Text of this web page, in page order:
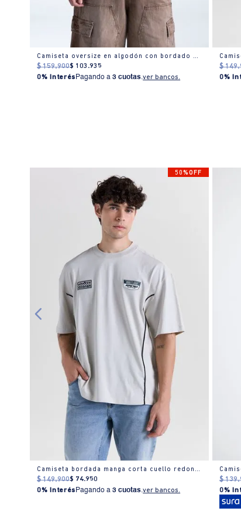
Camiseta oversize en algodón con bordado discreto
$ 159.900$ 103 .935
0% Interés Pagando a3 cuotas.ver bancos.
$ 149.
0%
50%OFF
Camiseta bordada manga corta cuello redondo para hombre
$ 149.900$ 74.950
0% Interés Pagando a3 cuotas.ver bancos.
$ 139.
0%